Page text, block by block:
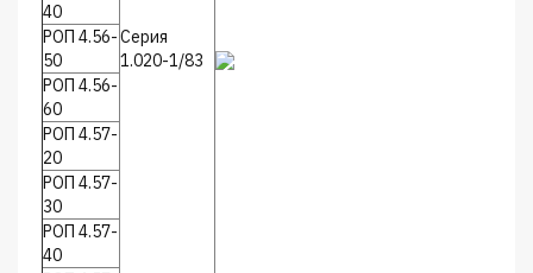
Серия
1.020-1/83
40
РОП 4.56-
50
РОП 4.56-
60
РОП 4.57-
20
РОП 4.57-
30
РОП 4.57-
40